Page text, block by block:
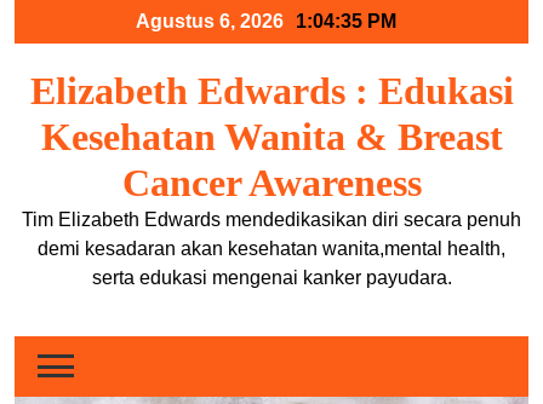
Agustus 6, 2026 1:04:35 PM
Elizabeth Edwards : Edukasi
Kesehatan Wanita & Breast
Cancer Awareness
Tim Elizabeth Edwards mendedikasikan diri secara penuh
demi kesadaran akan kesehatan wanita,mental health,
serta edukasi mengenai kanker payudara.